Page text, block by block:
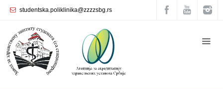
studentska.poliklinika@zzzzsbg.rs
Home
About
us